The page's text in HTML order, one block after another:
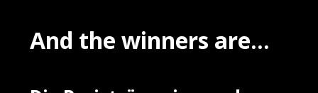
And the winners are...